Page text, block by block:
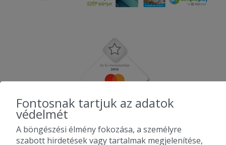
Fontosnak tartjuk az adatok
védelmét
A böngészési élmény fokozása, a személyre
szabott hirdetések vagy tartalmak megjelenítése,